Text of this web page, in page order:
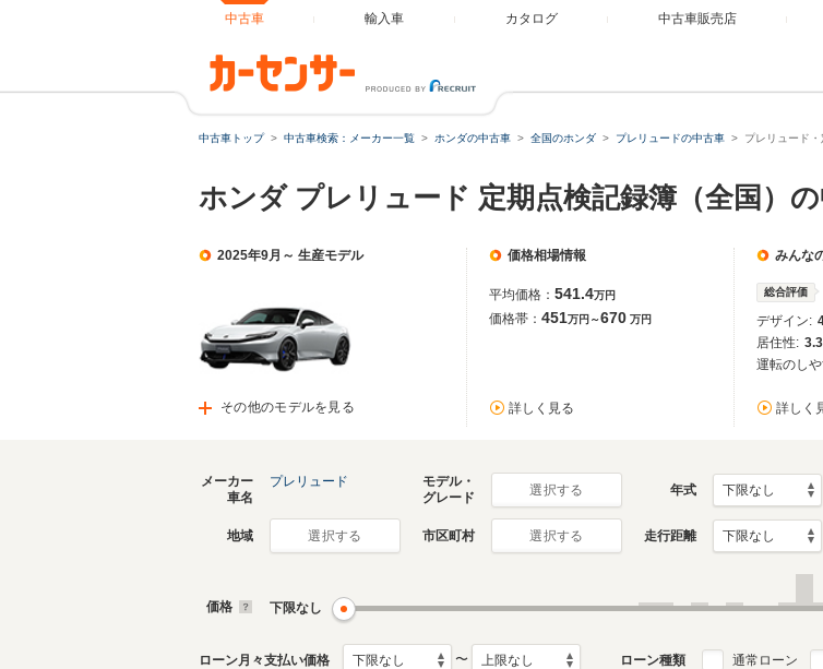
中古車 輸入車 カタログ 中古車販売店
中古車トップ 中古車検索：メーカー一覧 ホンダの中古車 全国のホンダ プレリュードの中古車 プレリュード
ホンダ プレリュード 定期点検記録簿（全国）
2025年9月～ 生産モデル
その他のモデルを見る
価格相場情報
平均価格： 541.4万円
価格帯： 451万円～670 万円
詳しく見る
みんな
総合評価
デザイン:
居住性: 3.3
運転のし
詳しく
生産モデル
プレリュードのカタログを見る
メーカー
車名
プレリュード
モデル・
グレード
選択する 年式
地域 選択する 市区町村 選択する 走行距離
価格 下限なし
ローン月々支払い価格 〜 ローン種類 通常ローン